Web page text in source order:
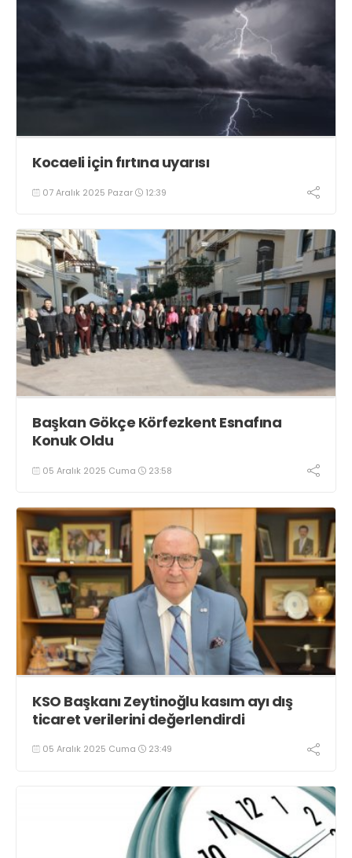
Kocaeli için fırtına uyarısı
07 Aralık 2025 Pazar 12:39
Başkan Gökçe Körfezkent Esnafına
Konuk Oldu
05 Aralık 2025 Cuma 23:58
KSO Başkanı Zeytinoğlu kasım ayı dış
ticaret verilerini değerlendirdi
05 Aralık 2025 Cuma 23:49